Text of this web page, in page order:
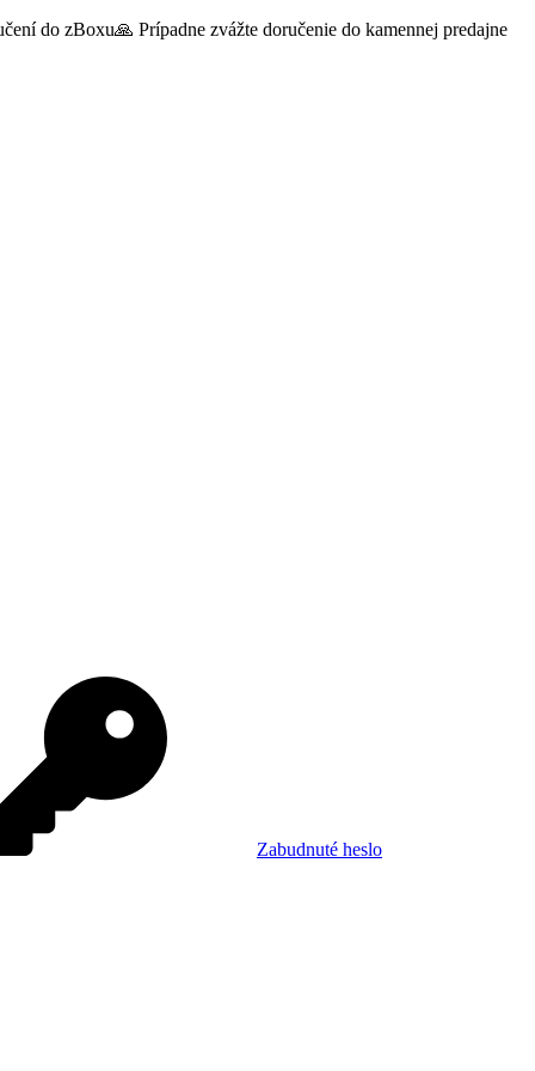
do zBoxu🙏 Prípadne zvážte doručenie do kamennej predajne
Zabudnuté heslo